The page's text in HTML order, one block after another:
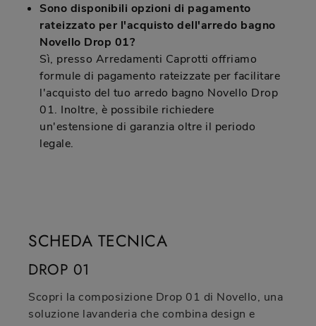
Sono disponibili opzioni di pagamento
rateizzato per l'acquisto dell'arredo bagno
Novello Drop 01?
Sì, presso Arredamenti Caprotti offriamo
formule di pagamento rateizzate per facilitare
l'acquisto del tuo arredo bagno Novello Drop
01. Inoltre, è possibile richiedere
un'estensione di garanzia oltre il periodo
legale.
SCHEDA TECNICA
DROP 01
Scopri la composizione Drop 01 di Novello, una
soluzione lavanderia che combina design e